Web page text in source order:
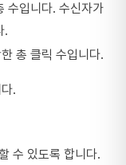
수입니다. 수신자가
.
총 클릭 수입니다.
.
수 있도록 합니다.